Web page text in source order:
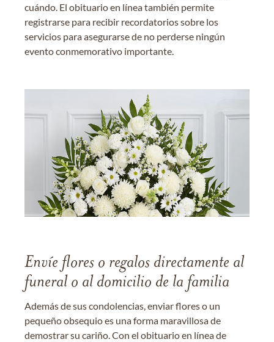
cuándo. El obituario en línea también permite
registrarse para recibir recordatorios sobre los
servicios para asegurarse de no perderse ningún
evento conmemorativo importante.
Envíe flores o regalos directamente al
funeral o al domicilio de la familia
Además de sus condolencias, enviar flores o un
pequeño obsequio es una forma maravillosa de
demostrar su cariño. Con el obituario en línea de